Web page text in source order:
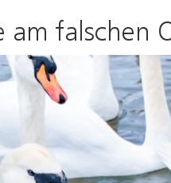
am falschen